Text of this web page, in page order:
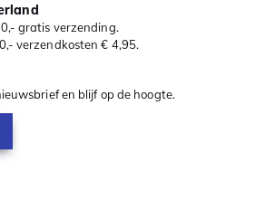
gratis verzending.
verzendkosten € 4,95.
en blijf op de hoogte.